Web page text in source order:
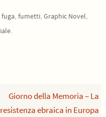
fuga,fumetti,Graphic Novel,
.
Giorno della Memoria – La
resistenza ebraica in Europa